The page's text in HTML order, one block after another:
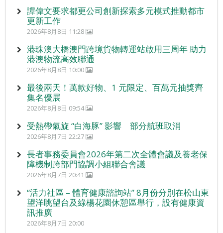
譚偉文要求都更公司創新探索多元模式推動都市
更新工作
2026年8月8日 11:28
港珠澳大橋澳門跨境貨物轉運站啟用三周年 助力
港澳物流高效聯通
2026年8月8日 10:00
最後兩天！萬款好物、1 元限定、百萬元抽獎齊
集名優展
2026年8月8日 09:54
受熱帶氣旋 “白海豚” 影響 部分航班取消
2026年8月7日 22:27
長者事務委員會2026年第二次全體會議及養老保
障機制跨部門協調小組聯合會議
2026年8月7日 20:41
“活力社區 – 體育健康諮詢站” 8月份分別在松山東
望洋眺望台及綠楊花園休憩區舉行，設有健康資
訊推廣
2026年8月7日 20:00